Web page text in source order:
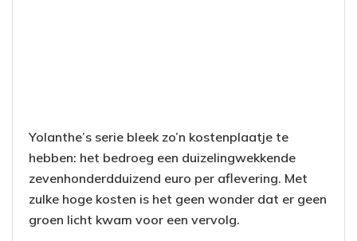
Yolanthe’s serie bleek zo’n kostenplaatje te
hebben: het bedroeg een duizelingwekkende
zevenhonderdduizend euro per aflevering. Met
zulke hoge kosten is het geen wonder dat er geen
groen licht kwam voor een vervolg.